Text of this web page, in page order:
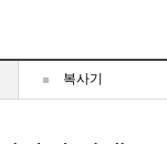
복사기